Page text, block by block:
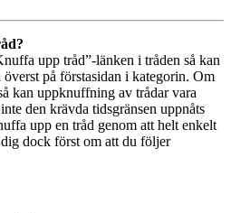
upp tråd”-länken i tråden så kan
på förstasidan i kategorin. Om
kan uppknuffning av trådar vara
den krävda tidsgränsen uppnåts
upp en tråd genom att helt enkelt
dock först om att du följer